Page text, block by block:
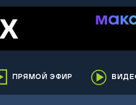
ПРЯМОЙ ЭФИР